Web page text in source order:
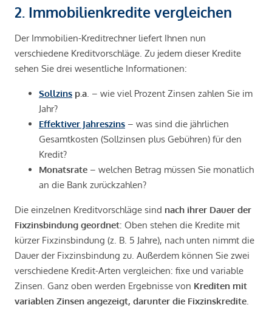
2. Immobilienkredite vergleichen
Der Immobilien-Kreditrechner liefert Ihnen nun
verschiedene Kreditvorschläge. Zu jedem dieser Kredite
sehen Sie drei wesentliche Informationen:
Sollzins p.a . – wie viel Prozent Zinsen zahlen Sie im
Jahr?
Effektiver Jahreszins – was sind die jährlichen
Gesamtkosten (Sollzinsen plus Gebühren) für den
Kredit?
Monatsrate – welchen Betrag müssen Sie monatlich
an die Bank zurückzahlen?
Die einzelnen Kreditvorschläge sind nach ihrer Dauer der
Fixzinsbindung geordnet: Oben stehen die Kredite mit
kürzer Fixzinsbindung (z. B. 5 Jahre), nach unten nimmt die
Dauer der Fixzinsbindung zu. Außerdem können Sie zwei
verschiedene Kredit-Arten vergleichen: fixe und variable
Zinsen. Ganz oben werden Ergebnisse von Krediten mit
variablen Zinsen angezeigt, darunter die Fixzinskredite